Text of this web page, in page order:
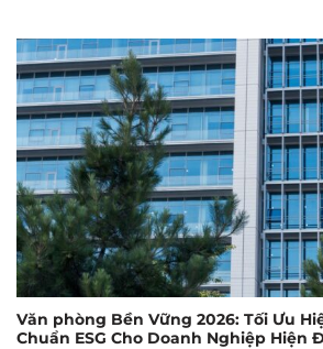
Văn phòng Bền Vững 2026: Tối Ưu
Chuẩn ESG Cho Doanh Nghiệp Hiện